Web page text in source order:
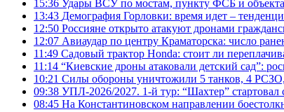
15:36 Удары ВСУ по мостам, пункту ФСБ и
13:43 Демография Горловки: время идет –
12:50 Россияне открыто атакуют дронами
12:07 Авиаудар по центру Краматорска: число
11:49 Садовый трактор Honda: стоит ли
11:14 “Киевские дроны атаковали детский сад”:
10:21 Силы обороны уничтожили 5 танков, 4 РСЗО,
09:38 УПЛ-2026/2027. 1-й тур: “Шахтер” стартовал
08:45 На Константиновском направлении